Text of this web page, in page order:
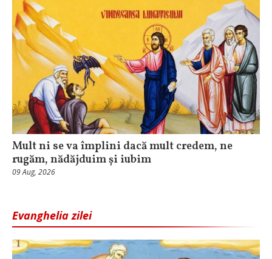
Mult ni se va împlini dacă mult credem, ne
rugăm, nădăjduim și iubim
09 Aug, 2026
Evanghelia zilei